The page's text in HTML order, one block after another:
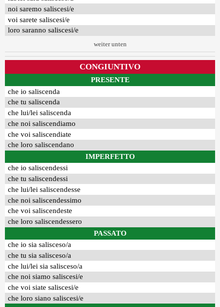
noi saremo saliscesi/e
voi sarete saliscesi/e
loro saranno saliscesi/e
weiter unten
CONGIUNTIVO
PRESENTE
che io saliscenda
che tu saliscenda
che lui/lei saliscenda
che noi saliscendiamo
che voi saliscendiate
che loro saliscendano
IMPERFETTO
che io saliscendessi
che tu saliscendessi
che lui/lei saliscendesse
che noi saliscendessimo
che voi saliscendeste
che loro saliscendessero
PASSATO
che io sia salisceso/a
che tu sia salisceso/a
che lui/lei sia salisceso/a
che noi siamo saliscesi/e
che voi siate saliscesi/e
che loro siano saliscesi/e